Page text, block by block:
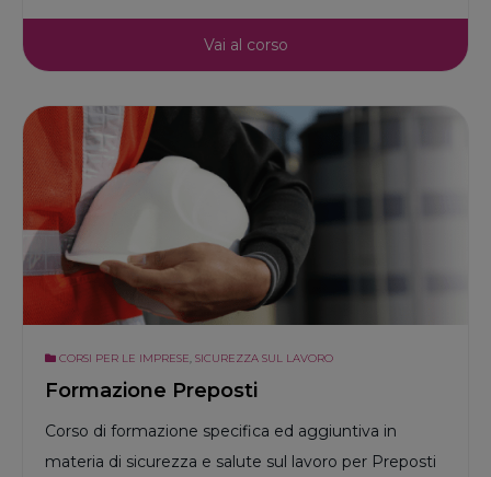
Vai al corso
CORSI PER LE IMPRESE, SICUREZZA SUL LAVORO
Formazione Preposti
Corso di formazione specifica ed aggiuntiva in
materia di sicurezza e salute sul lavoro per Preposti